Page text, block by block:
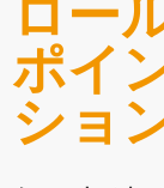
ロー
ポイ
ショ